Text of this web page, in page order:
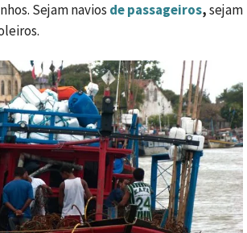
Sejam navios de passageiros,sejam